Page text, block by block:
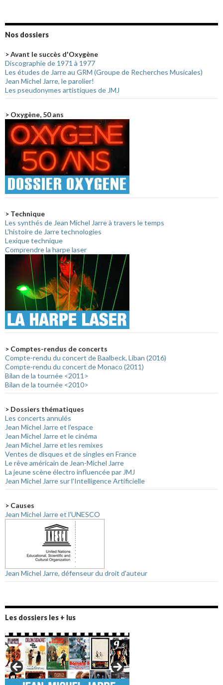
Nos dossiers
> Avant le succès d'Oxygène
Discographie de 1971 à 1977
Les études de Jarre au GRM (Groupe de Recherches Musicales)
Jean Michel Jarre, le parolier!
Les pseudonymes artistiques de JMJ
> Oxygène, 50 ans
> Technique
Les synthés de Jean Michel Jarre à travers le temps
L'histoire de Jarre technologies
Lexique technique
Comprendre la harpe laser
> Comptes-rendus de concerts
Compte-rendu du concert de Baalbeck, Liban (2016)
Compte-rendu du concert de Monaco (2011)
Bilan de la tournée <2011>
Bilan de la tournée <2010>
> Dossiers thématiques
Les concerts annulés
Jean Michel Jarre et l'espace
Jean Michel Jarre et le cinéma
Jean Michel Jarre et les remixes
Ventes de disques et de singles en France
Le rêve américain de Jean-Michel Jarre
La jeune scène électro influencée par JMJ
Jean Michel Jarre sur l'Intelligence Artificielle
> Causes
Jean Michel Jarre et l'UNESCO
Jean Michel Jarre, défenseur du droit d'auteur
Les dossiers les + lus